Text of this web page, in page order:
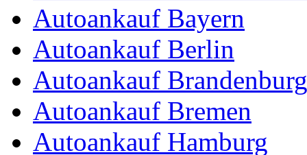
Autoankauf Bayern
Autoankauf Berlin
Autoankauf Brandenburg
Autoankauf Bremen
Autoankauf Hamburg